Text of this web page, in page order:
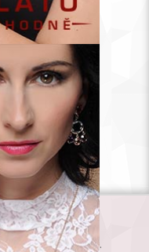
All rights reserved.